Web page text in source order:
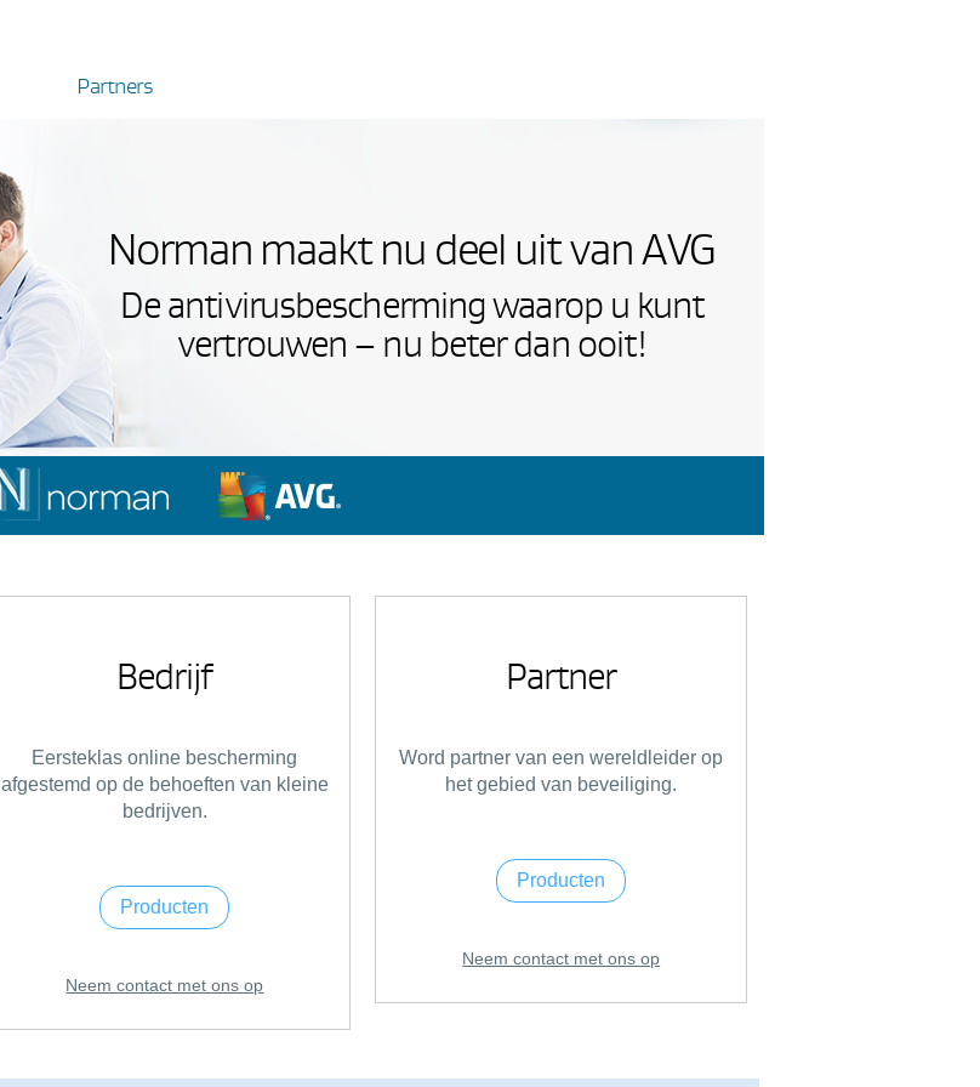
Partners
Norman maakt nu deel uit van AVG
De antivirusbescherming waarop u kunt
vertrouwen – nu beter dan ooit!
Bedrijf
Eersteklas online bescherming
afgestemd op de behoeften van kleine
bedrijven.
Producten
Neem contact met ons op
Partner
Word partner van een wereldleider op
het gebied van beveiliging.
Producten
Neem contact met ons op